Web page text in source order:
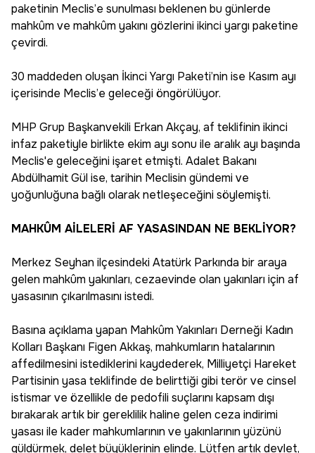
paketinin Meclis’e sunulması beklenen bu günlerde
mahkûm ve mahkûm yakını gözlerini ikinci yargı paketine
çevirdi.
30 maddeden oluşan İkinci Yargı Paketi’nin ise Kasım ayı
içerisinde Meclis’e geleceği öngörülüyor.
MHP Grup Başkanvekili Erkan Akçay, af teklifinin ikinci
infaz paketiyle birlikte ekim ayı sonu ile aralık ayı başında
Meclis'e geleceğini işaret etmişti. Adalet Bakanı
Abdülhamit Gül ise, tarihin Meclisin gündemi ve
yoğunluğuna bağlı olarak netleşeceğini söylemişti.
MAHKÛM AİLELERİ AF YASASINDAN NE BEKLİYOR?
Merkez Seyhan ilçesindeki Atatürk Parkında bir araya
gelen mahkûm yakınları, cezaevinde olan yakınları için af
yasasının çıkarılmasını istedi.
Basına açıklama yapan Mahkûm Yakınları Derneği Kadın
Kolları Başkanı Figen Akkaş, mahkumların hatalarının
affedilmesini istediklerini kaydederek, Milliyetçi Hareket
Partisinin yasa teklifinde de belirttiği gibi terör ve cinsel
istismar ve özellikle de pedofili suçlarını kapsam dışı
bırakarak artık bir gereklilik haline gelen ceza indirimi
yasası ile kader mahkumlarının ve yakınlarının yüzünü
güldürmek, delet büyüklerinin elinde. Lütfen artık devlet,